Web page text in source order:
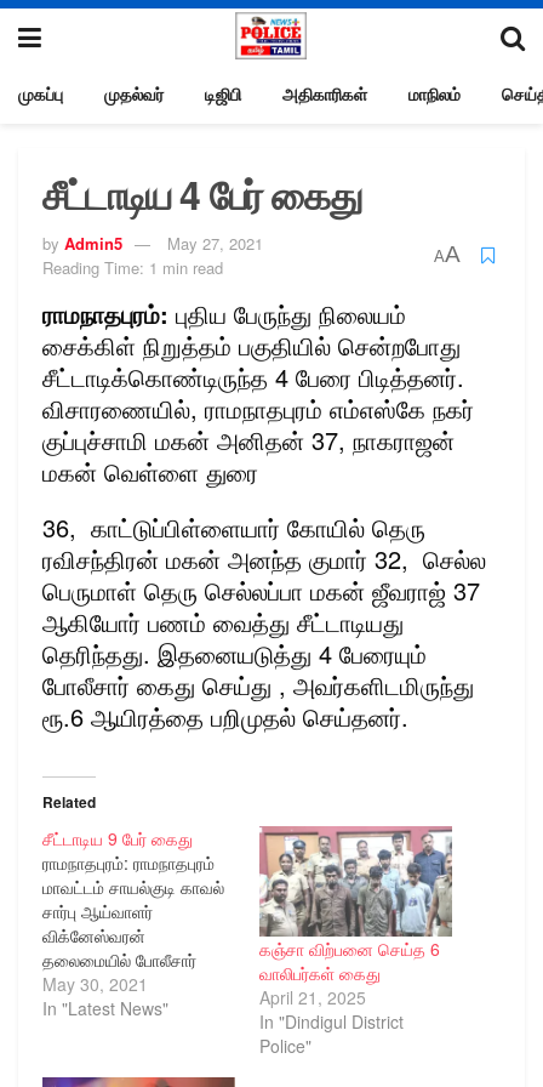
முகப்பு முதல்வர் டிஜிபி அதிகாரிகள் மாநிலம்
சீட்டாடிய 4 பேர் கைது
by Admin5
May 27, 2021
Reading Time: 1 min read
AA
ராமநாதபுரம்: புதிய பேருந்து நிலையம்
சைக்கிள் நிறுத்தம் பகுதியில் சென்றபோது
சீட்டாடிக்கொண்டிருந்த 4 பேரை பிடித்தனர்.
விசாரணையில், ராமநாதபுரம் எம்எஸ்கே நகர்
குப்புச்சாமி மகன் அனிதன் 37, நாகராஜன்
மகன் வெள்ளை துரை
36, காட்டுப்பிள்ளையார் கோயில் தெரு
ரவிசந்திரன் மகன் அனந்த குமார் 32, செல்ல
பெருமாள் தெரு செல்லப்பா மகன் ஜீவராஜ் 37
ஆகியோர் பணம் வைத்து சீட்டாடியது
தெரிந்தது. இதனையடுத்து 4 பேரையும்
போலீசார் கைது செய்து , அவர்களிடமிருந்து
ரூ.6 ஆயிரத்தை பறிமுதல் செய்தனர்.
Related
சீட்டாடிய 9 பேர் கைது
ராமநாதபுரம்: ராமநாதபுரம்
மாவட்டம் சாயல்குடி காவல்
சார்பு ஆய்வாளர்
விக்னேஸ்வரன்
தலைமையில் போலீசார்
நேற்று மாலை 5
மணியளவில் ரோந்து
தகவல் கிடைத்தது .
May 30, 2021
In "Latest News"
கஞ்சா விற்பனை செய்த 6
வாலிபர்கள் கைது
April 21, 2025
In "Dindigul District
Police"